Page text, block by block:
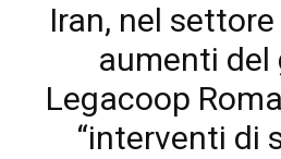
Iran, nel
aumenti del
Legacoop
“interventi di